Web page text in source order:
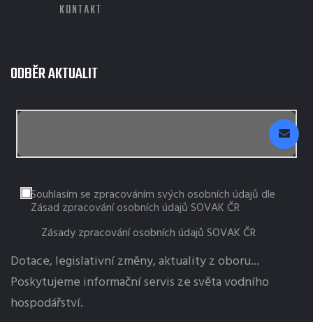
KONTAKT
ODBĚR AKTUALIT
Souhlasím se zpracováním svých osobních údajů dle
Zásad zpracování osobních údajů SOVAK ČR
Zásady zpracování osobních údajů SOVAK ČR
Dotace, legislativní změny, aktuality z oboru...
Poskytujeme informační servis ze světa vodního
hospodářství.